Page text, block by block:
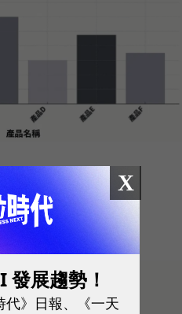
雷達圖
X
發展趨勢！
代》日報、《一天